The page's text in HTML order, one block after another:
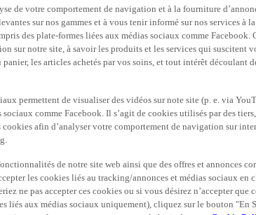
de votre comportement de navigation et à la fourniture
sur nos gammes et à vous tenir informé sur nos services à
des plate-formes liées aux médias sociaux comme Facebook.
sur notre site, à savoir les produits et les services qui suscitent
les articles achetés par vos soins, et tout intérêt découlant
permettent de visualiser des vidéos sur note site (p. e. via
comme Facebook. Il s’agit de cookies utilisés par des
afin d’analyser votre comportement de navigation sur
de notre site web ainsi que des offres et annonces
les cookies liés au tracking/annonces et médias sociaux en
ne pas accepter ces cookies ou si vous désirez n’accepter que
liés aux médias sociaux uniquement), cliquez sur le bouton "En